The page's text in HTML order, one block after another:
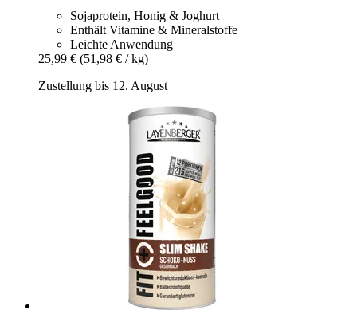
Sojaprotein, Honig & Joghurt
Enthält Vitamine & Mineralstoffe
Leichte Anwendung
25,99 € (51,98 € / kg)
Zustellung bis 12. August